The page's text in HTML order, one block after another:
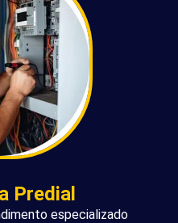
Predial
especializado